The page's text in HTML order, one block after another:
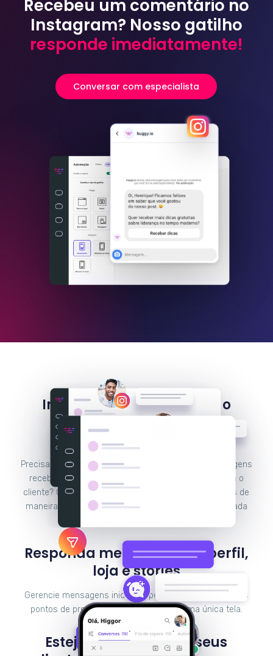
Recebeu um comentário no
Instagram? Nosso gatilho
responde imediatamente!
Conversar com especialista
Integre o Instagram com o
Facebook Messenger e
WhatsApp
Precisa de uma plataforma para responder às mensagens
recebidas por todos os seus canais de contato com o
cliente? Com a Huggy você reúne todas as conversas de
maneira organizada e não perde tempo conferindo cada
Responda mensagens do perfil,
loja e stories
Gerencie mensagens iniciadas pelos usuários em vários
pontos de presença no Instagram em uma única tela.
Esteja presente para seus